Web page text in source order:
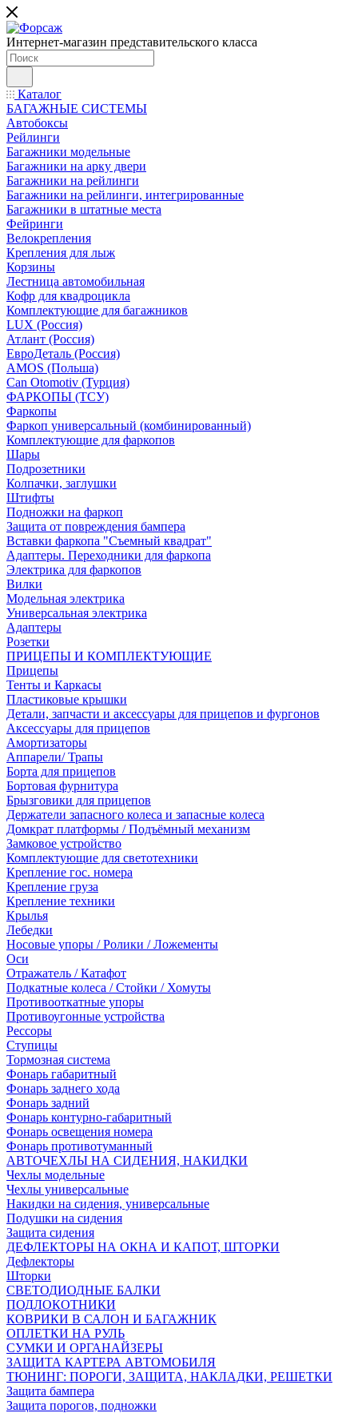
Интернет-магазин представительского класса
Каталог
БАГАЖНЫЕ СИСТЕМЫ
Автобоксы
Рейлинги
Багажники модельные
Багажники на арку двери
Багажники на рейлинги
Багажники на рейлинги, интегрированные
Багажники в штатные места
Фейринги
Велокрепления
Крепления для лыж
Корзины
Лестница автомобильная
Кофр для квадроцикла
Комплектующие для багажников
LUX (Россия)
Атлант (Россия)
ЕвроДеталь (Россия)
AMOS (Польша)
Can Otomotiv (Турция)
ФАРКОПЫ (ТСУ)
Фаркопы
Фаркоп универсальный (комбинированный)
Комплектующие для фаркопов
Шары
Подрозетники
Колпачки, заглушки
Штифты
Подножки на фаркоп
Защита от повреждения бампера
Вставки фаркопа "Съемный квадрат"
Адаптеры. Переходники для фаркопа
Электрика для фаркопов
Вилки
Модельная электрика
Универсальная электрика
Адаптеры
Розетки
ПРИЦЕПЫ И КОМПЛЕКТУЮЩИЕ
Прицепы
Тенты и Каркасы
Пластиковые крышки
Детали, запчасти и аксессуары для прицепов и фургонов
Аксессуары для прицепов
Амортизаторы
Аппарели/ Трапы
Борта для прицепов
Бортовая фурнитура
Брызговики для прицепов
Держатели запасного колеса и запасные колеса
Домкрат платформы / Подъёмный механизм
Замковое устройство
Комплектующие для светотехники
Крепление гос. номера
Крепление груза
Крепление техники
Крылья
Лебедки
Носовые упоры / Ролики / Ложементы
Оси
Отражатель / Катафот
Подкатные колеса / Стойки / Хомуты
Противооткатные упоры
Противоугонные устройства
Рессоры
Ступицы
Тормозная система
Фонарь габаритный
Фонарь заднего хода
Фонарь задний
Фонарь контурно-габаритный
Фонарь освещения номера
Фонарь противотуманный
АВТОЧЕХЛЫ НА СИДЕНИЯ, НАКИДКИ
Чехлы модельные
Чехлы универсальные
Накидки на сидения, универсальные
Подушки на сидения
Защита сидения
ДЕФЛЕКТОРЫ НА ОКНА И КАПОТ, ШТОРКИ
Дефлекторы
Шторки
СВЕТОДИОДНЫЕ БАЛКИ
ПОДЛОКОТНИКИ
КОВРИКИ В САЛОН И БАГАЖНИК
ОПЛЕТКИ НА РУЛЬ
СУМКИ И ОРГАНАЙЗЕРЫ
ЗАЩИТА КАРТЕРА АВТОМОБИЛЯ
ТЮНИНГ: ПОРОГИ, ЗАЩИТА, НАКЛАДКИ, РЕШЕТКИ
Защита бампера
Защита порогов, подножки